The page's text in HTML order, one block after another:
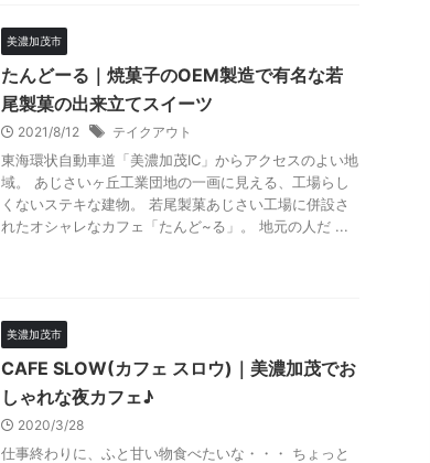
美濃加茂市
たんどーる｜焼菓子のOEM製造で有名な若
尾製菓の出来立てスイーツ
2021/8/12 テイクアウト
東海環状自動車道「美濃加茂IC」からアクセスのよい地
域。 あじさいヶ丘工業団地の一画に見える、工場らし
くないステキな建物。 若尾製菓あじさい工場に併設さ
れたオシャレなカフェ「たんど~る」。 地元の人だ ...
美濃加茂市
CAFE SLOW(カフェ スロウ)｜美濃加茂でお
しゃれな夜カフェ♪
2020/3/28
仕事終わりに、ふと甘い物食べたいな・・・ ちょっと